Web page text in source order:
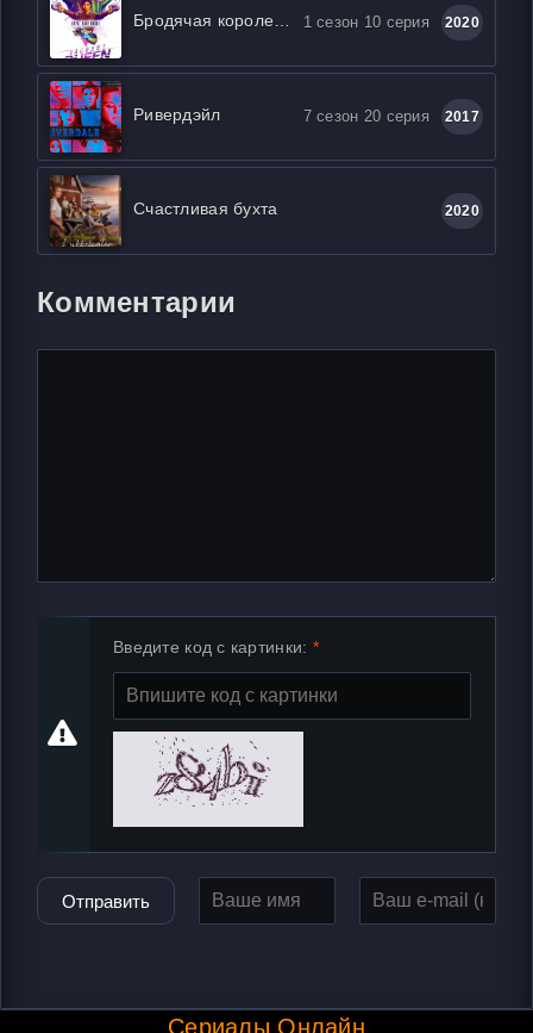
1 сезон 10 серия 2020
Ривердэйл 7 сезон 20 серия 2017
Счастливая бухта 2020
Комментарии
Введите код с картинки:
Отправить
Сериалы Онлайн